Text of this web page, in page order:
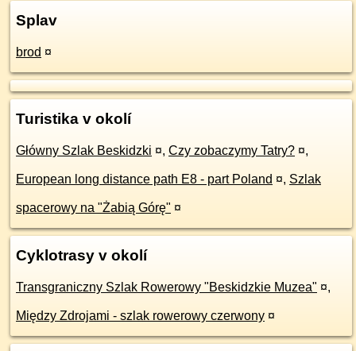
Splav
brod ¤
Turistika v okolí
Główny Szlak Beskidzki ¤, Czy zobaczymy Tatry? ¤,
European long distance path E8 - part Poland ¤, Szlak
spacerowy na "Żabią Górę" ¤
Cyklotrasy v okolí
Transgraniczny Szlak Rowerowy "Beskidzkie Muzea" ¤,
Między Zdrojami - szlak rowerowy czerwony ¤